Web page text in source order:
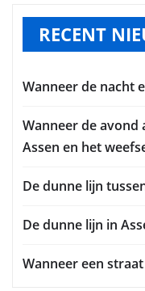
RECENT
Wanneer de nacht
Wanneer de avond
Assen en het
De dunne lijn
De dunne lijn in
Wanneer een